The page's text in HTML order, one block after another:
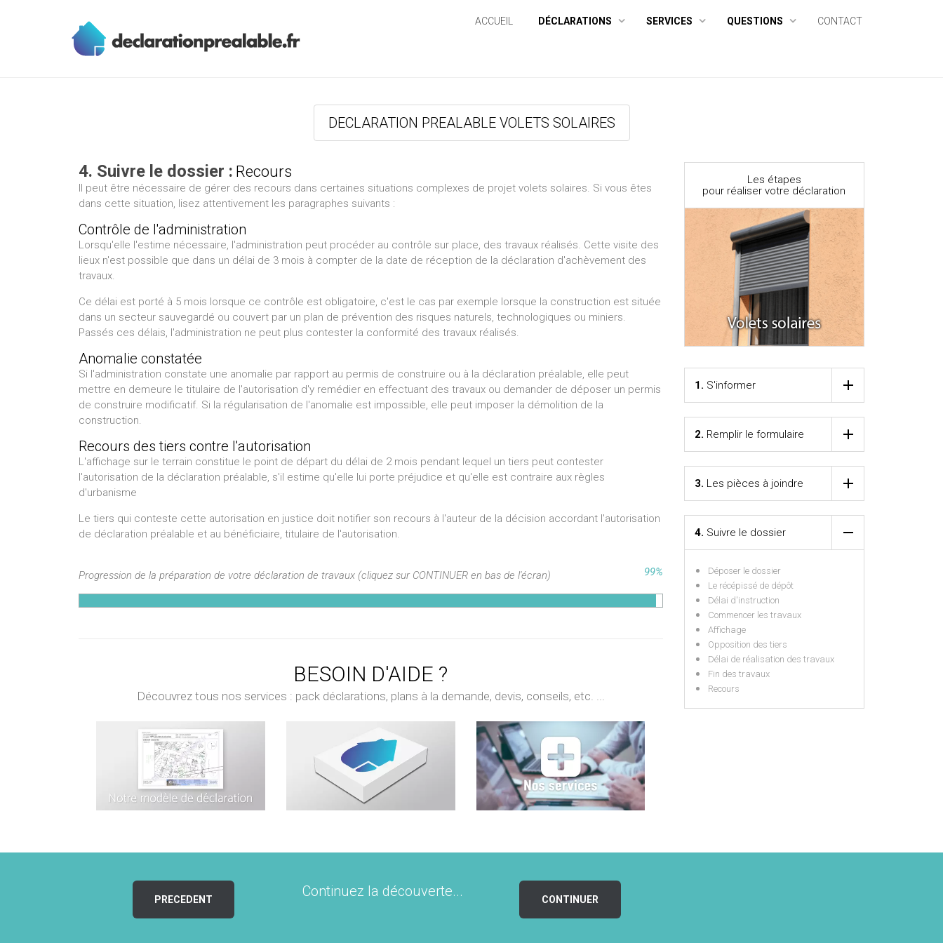
ACCUEIL DÉCLARATIONS SERVICES QUESTIONS CONTACT
DECLARATION PREALABLE VOLETS SOLAIRES
4. Suivre le dossier : Recours
Il peut être nécessaire de gérer des recours dans certaines situations complexes de projet volets solaires. Si vous êtes
dans cette situation, lisez attentivement les paragraphes suivants :
Contrôle de l'administration
Lorsqu'elle l'estime nécessaire, l'administration peut procéder au contrôle sur place, des travaux réalisés. Cette visite des
lieux n'est possible que dans un délai de 3 mois à compter de la date de réception de la déclaration d'achèvement des
travaux.
Ce délai est porté à 5 mois lorsque ce contrôle est obligatoire, c'est le cas par exemple lorsque la construction est située
dans un secteur sauvegardé ou couvert par un plan de prévention des risques naturels, technologiques ou miniers.
Passés ces délais, l'administration ne peut plus contester la conformité des travaux réalisés.
Anomalie constatée
Si l'administration constate une anomalie par rapport au permis de construire ou à la déclaration préalable, elle peut
mettre en demeure le titulaire de l'autorisation d'y remédier en effectuant des travaux ou demander de déposer un permis
de construire modificatif. Si la régularisation de l'anomalie est impossible, elle peut imposer la démolition de la
construction.
Recours des tiers contre l'autorisation
L'affichage sur le terrain constitue le point de départ du délai de 2 mois pendant lequel un tiers peut contester
l'autorisation de la déclaration préalable, s'il estime qu'elle lui porte préjudice et qu'elle est contraire aux règles
d'urbanisme
Le tiers qui conteste cette autorisation en justice doit notifier son recours à l'auteur de la décision accordant l'autorisation
de déclaration préalable et au bénéficiaire, titulaire de l'autorisation.
Progression de la préparation de votre déclaration de travaux (cliquez sur CONTINUER en bas de l'écran) 99%
BESOIN D'AIDE ?
Découvrez tous nos services : pack déclarations, plans à la demande, devis, conseils, etc. ...
Les étapes
pour réaliser votre déclaration
1. S'informer
2. Remplir le formulaire
3. Les pièces à joindre
4. Suivre le dossier
Déposer le dossier
Le récépissé de dépôt
Délai d'instruction
Commencer les travaux
Affichage
Opposition des tiers
Délai de réalisation des travaux
Fin des travaux
Recours
PRECEDENT Continuez la découverte... CONTINUER